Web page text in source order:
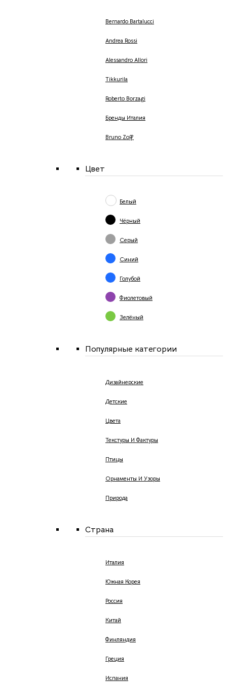
Bernardo Bartalucci
Andrea Rossi
Alessandro Allori
Tikkurila
Roberto Borzagi
Бренды Италия
Bruno Zoff
Цвет
Белый
Чёрный
Серый
Синий
Голубой
Фиолетовый
Зелёный
Популярные категории
Дизайнерские
Детские
Цвета
Текстуры И Фактуры
Птицы
Орнаменты И Узоры
Природа
Страна
Италия
Южная Корея
Россия
Китай
Финляндия
Греция
Испания